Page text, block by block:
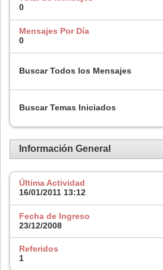
0
Mensajes Por Día
0
Buscar Todos los Mensajes
Buscar Temas Iniciados
Información General
Última Actividad
16/01/2011 13:12
Fecha de Ingreso
23/12/2008
Referidos
1